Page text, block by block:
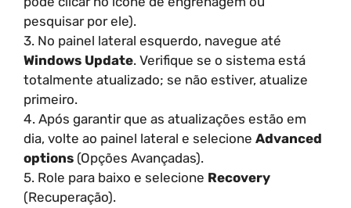
pesquisar por ele).
3. No painel lateral esquerdo, navegue até
Windows Update. Verifique se o sistema está
totalmente atualizado; se não estiver, atualize
primeiro.
4. Após garantir que as atualizações estão em
dia, volte ao painel lateral e selecione Advanced
options (Opções Avançadas).
5. Role para baixo e selecione Recovery
(Recuperação).